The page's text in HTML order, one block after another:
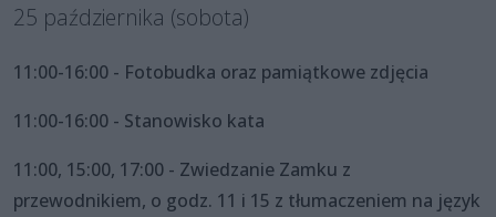
25 października (sobota)
11:00-16:00 - Fotobudka oraz pamiątkowe zdjęcia
11:00-16:00 - Stanowisko kata
11:00, 15:00, 17:00 - Zwiedzanie Zamku z
przewodnikiem, o godz. 11 i 15 z tłumaczeniem na język